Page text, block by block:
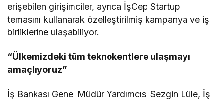
erişebilen girişimciler, ayrıca İşCep Startup
temasını kullanarak özelleştirilmiş kampanya ve iş
birliklerine ulaşabiliyor.
“Ülkemizdeki tüm teknokentlere ulaşmayı
amaçlıyoruz”
İş Bankası Genel Müdür Yardımcısı Sezgin Lüle, İş